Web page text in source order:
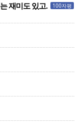
재미도 있고. 100자평